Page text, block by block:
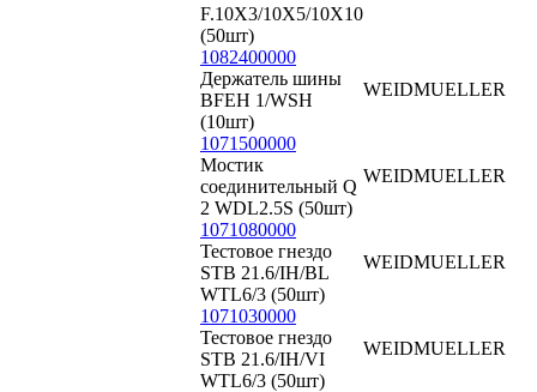
F.10X3/10X5/10X10
(50шт)
1082400000
Держатель шины
BFEH 1/WSH
(10шт)
WEIDMUELLER
1071500000
Мостик
соединительный Q
2 WDL2.5S (50шт)
WEIDMUELLER
1071080000
Тестовое гнездо
STB 21.6/IH/BL
WTL6/3 (50шт)
WEIDMUELLER
1071030000
Тестовое гнездо
STB 21.6/IH/VI
WTL6/3 (50шт)
WEIDMUELLER